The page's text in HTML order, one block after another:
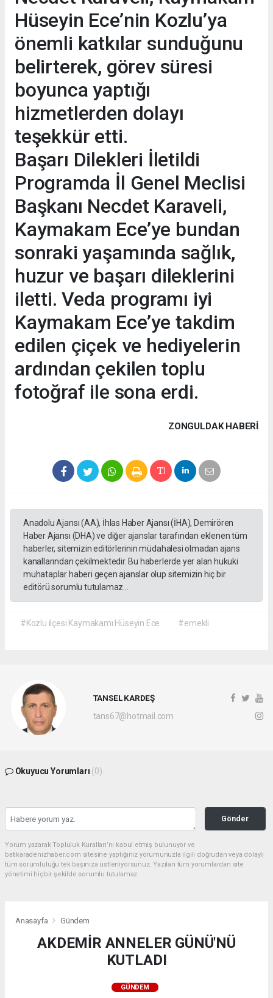
Hüseyin Ece’nin Kozlu’ya
önemli katkılar sunduğunu
belirterek, görev süresi
boyunca yaptığı
hizmetlerden dolayı
teşekkür etti.
Başarı Dilekleri İletildi
Programda İl Genel Meclisi
Başkanı Necdet Karaveli,
Kaymakam Ece’ye bundan
sonraki yaşamında sağlık,
huzur ve başarı dileklerini
iletti. Veda programı iyi
Kaymakam Ece’ye takdim
edilen çiçek ve hediyelerin
ardından çekilen toplu
fotoğraf ile sona erdi.
ZONGULDAK HABERİ
Anadolu Ajansı (AA), İhlas Haber Ajansı (İHA), Demirören
Haber Ajansı (DHA) ve diğer ajanslar tarafından eklenen tüm
haberler, sitemizin editörlerinin müdahalesi olmadan ajans
kanallarından çekilmektedir. Bu haberlerde yer alan hukuki
muhataplar haberi geçen ajanslar olup sitemizin hiç bir
editörü sorumlu tutulamaz...
#Kozlu ilçesi Kaymakamı Hüseyin Ece #emekli
TANSEL KARDEŞ
tans67@hotmail.com
Okuyucu Yorumları (0)
Gönder
Yorum yazarak Topluluk Kuralları’nı kabul etmiş bulunuyor ve
batikaradenizhaber.com sitesine yaptığınız yorumunuzla ilgili doğrudan veya dolaylı
tüm sorumluluğu tek başınıza üstleniyorsunuz. Yazılan tüm yorumlardan site
yönetimi hiçbir şekilde sorumlu tutulamaz.
Anasayfa Gündem
AKDEMİR ANNELER GÜNÜ'NÜ
KUTLADI
GÜNDEM